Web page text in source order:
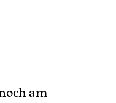
am